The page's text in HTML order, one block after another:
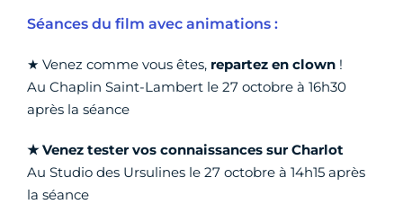
Séances du film avec animations :
★ Venez comme vous êtes, repartez en clown !
Au Chaplin Saint-Lambert le 27 octobre à 16h30
après la séance
★ Venez tester vos connaissances sur Charlot
Au Studio des Ursulines le 27 octobre à 14h15 après
la séance